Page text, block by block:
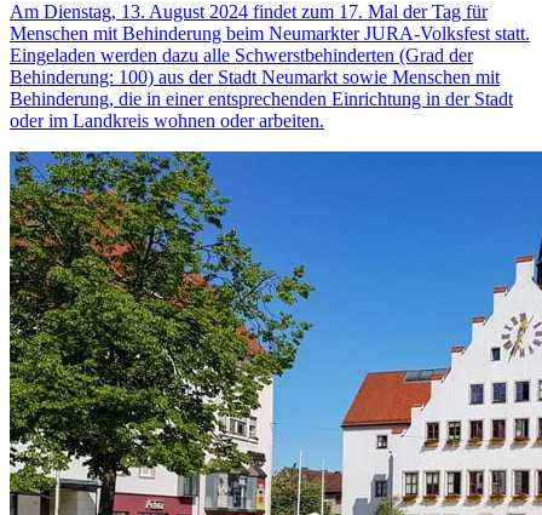
Am Dienstag, 13. August 2024 findet zum 17. Mal der Tag für
Menschen mit Behinderung beim Neumarkter JURA-Volksfest statt.
Eingeladen werden dazu alle Schwerstbehinderten (Grad der
Behinderung: 100) aus der Stadt Neumarkt sowie Menschen mit
Behinderung, die in einer entsprechenden Einrichtung in der Stadt
oder im Landkreis wohnen oder arbeiten.